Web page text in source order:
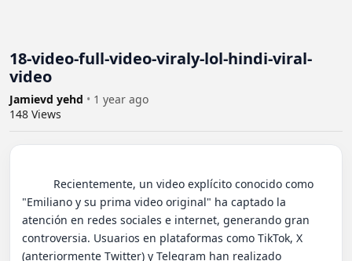
18-video-full-video-viraly-lol-hindi-viral-
video
Jamievd yehd • 1 year ago
148 Views
"Emiliano y su prima video original" ha captado la
atención en redes sociales e internet, generando gran
controversia. Usuarios en plataformas como TikTok, X
(anteriormente Twitter) y Telegram han realizado